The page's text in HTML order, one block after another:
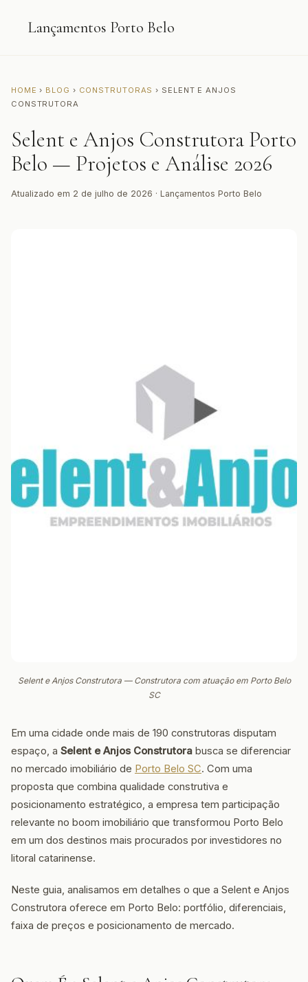
Lançamentos Porto Belo
HOME › BLOG › CONSTRUTORAS › SELENT E ANJOS
CONSTRUTORA
Selent e Anjos Construtora Porto
Belo — Projetos e Análise 2026
Atualizado em 2 de julho de 2026 · Lançamentos Porto Belo
Selent e Anjos Construtora — Construtora com atuação em Porto Belo
SC
Em uma cidade onde mais de 190 construtoras disputam
espaço, a Selent e Anjos Construtora busca se diferenciar
no mercado imobiliário de Porto Belo SC. Com uma
proposta que combina qualidade construtiva e
posicionamento estratégico, a empresa tem participação
relevante no boom imobiliário que transformou Porto Belo
em um dos destinos mais procurados por investidores no
litoral catarinense.
Neste guia, analisamos em detalhes o que a Selent e Anjos
Construtora oferece em Porto Belo: portfólio, diferenciais,
faixa de preços e posicionamento de mercado.